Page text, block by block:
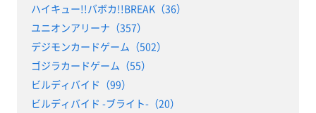
ハイキュー!!バボカ!!BREAK（36）
ユニオンアリーナ（357）
デジモンカードゲーム（502）
ゴジラカードゲーム（55）
ビルディバイド（99）
ビルディバイド -ブライト-（20）